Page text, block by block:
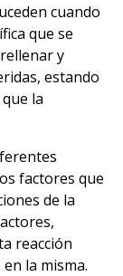
cuando
que se
y
estando
la
factores que
de la
reacción
la misma.